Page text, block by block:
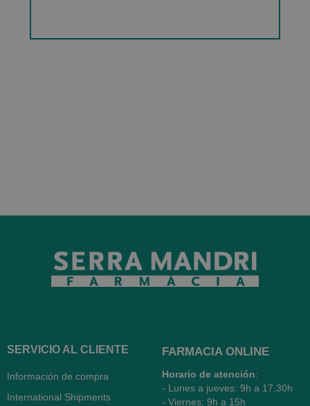
SERVICIO AL CLIENTE
Información de compra
International Shipments
FARMACIA ONLINE
Horario de atención:
- Lunes a jueves: 9h a 17.30h
- Viernes: 9h a 15h